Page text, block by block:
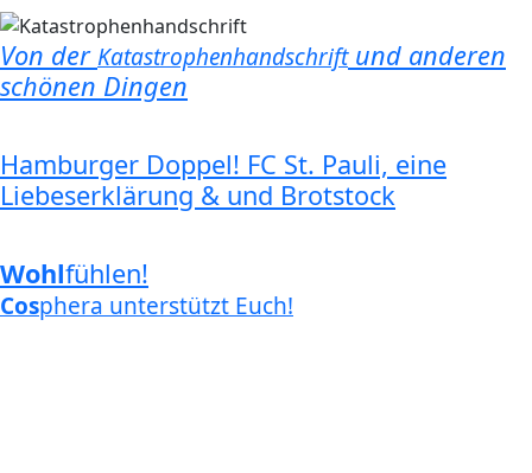
Von derKatastrophenhandschriftund anderen
schönen Dingen
Hamburger Doppel! FC St. Pauli, eine
Liebeserklärung & und Brotstock
Wohlfühlen!
Cosphera unterstützt Euch!